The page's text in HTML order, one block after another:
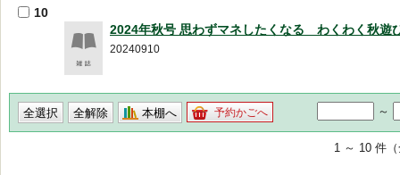
10
2024年秋号 思わずマネしたくなる わくわく秋遊
20240910
本棚へ 予約かごへ ～
1 ～ 10 件